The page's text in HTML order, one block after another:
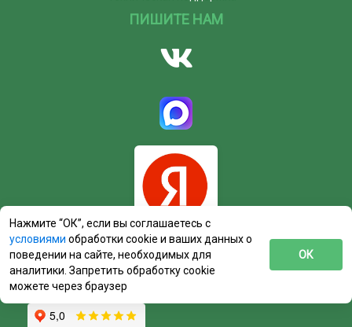
ПИШИТЕ НАМ
Нажмите “ОК”, если вы соглашаетесь с
условиями обработки cookie и ваших данных о
поведении на сайте, необходимых для
аналитики. Запретить обработку cookie
можете через браузер
ОК